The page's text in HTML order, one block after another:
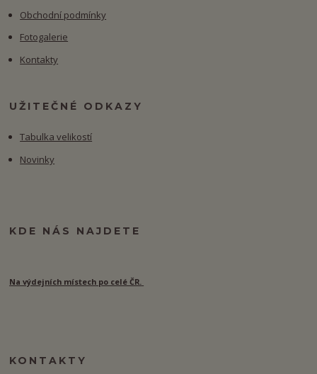
Obchodní podmínky
Fotogalerie
Kontakty
UŽITEČNÉ ODKAZY
Tabulka velikostí
Novinky
KDE NÁS NAJDETE
Na výdejních místech po celé ČR.
KONTAKTY